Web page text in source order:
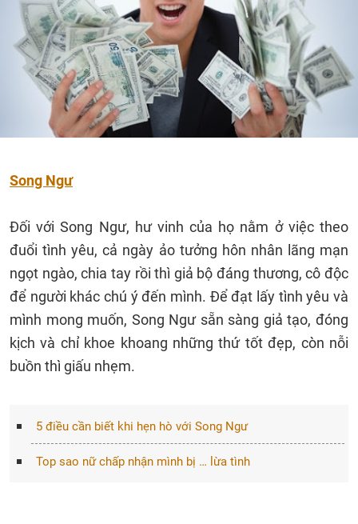
Song Ngư
Đối với Song Ngư, hư vinh của họ nằm ở việc theo
đuổi tình yêu, cả ngày ảo tưởng hôn nhân lãng mạn
ngọt ngào, chia tay rồi thì giả bộ đáng thương, cô độc
để người khác chú ý đến mình. Để đạt lấy tình yêu và
mình mong muốn, Song Ngư sẵn sàng giả tạo, đóng
kịch và chỉ khoe khoang những thứ tốt đẹp, còn nỗi
buồn thì giấu nhẹm.
5 điều cần biết khi hẹn hò với Song Ngư
Top sao nữ chấp nhận mình bị … lừa tình